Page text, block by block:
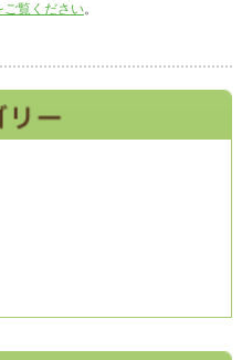
ご覧ください。